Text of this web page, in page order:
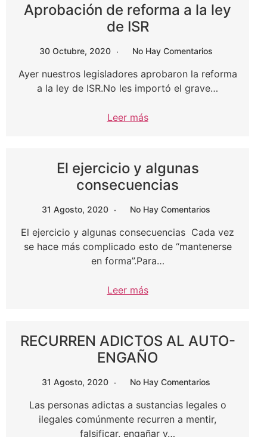
Aprobación de reforma a la ley
de ISR
30 Octubre, 2020 No Hay Comentarios
Ayer nuestros legisladores aprobaron la reforma
a la ley de ISR.No les importó el grave…
Leer más
El ejercicio y algunas
consecuencias
31 Agosto, 2020 No Hay Comentarios
El ejercicio y algunas consecuencias Cada vez
se hace más complicado esto de “mantenerse
en forma”.Para…
Leer más
RECURREN ADICTOS AL AUTO-
ENGAÑO
31 Agosto, 2020 No Hay Comentarios
Las personas adictas a sustancias legales o
ilegales comúnmente recurren a mentir,
falsificar, engañar y…